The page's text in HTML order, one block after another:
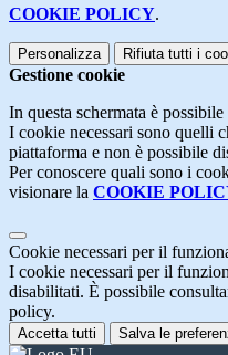
COOKIE POLICY.
Personalizza Rifiuta tutti i
Gestione cookie
In questa schermata è
I cookie necessari sono quelli
piattaforma e non è possibile
Per conoscere quali sono i
visionare la COOKIE
Cookie necessari per il
I cookie necessari per il
disabilitati. È possibile
policy.
Accetta tutti Salva le